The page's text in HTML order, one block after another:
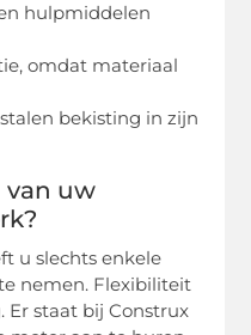
hulpmiddelen
omdat materiaal
van uw
u slechts enkele
nemen. Flexibiliteit
Er staat bij Construx